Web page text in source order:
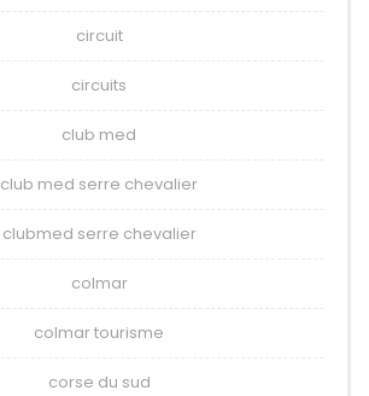
circuit
circuits
club med
club med serre chevalier
clubmed serre chevalier
colmar
colmar tourisme
corse du sud